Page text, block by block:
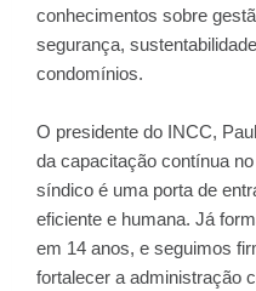
conhecimentos sobre
segurança,
condomínios.
O presidente do INCC,
da capacitação contínua
síndico é uma porta de
eficiente e humana. Já
em 14 anos, e seguimos
fortalecer a administração